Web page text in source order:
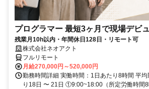
プログラマー 最短3ヶ月で現場デビ
残業月10h以内・年間休日128日・リモート可
株式会社ネオアクト
フルリモート
月給270,000円～520,000円
勤務時間詳細 実働時間：1日あたり8時間 平
り18日 〜 21日 ①9:00~18:00（所定労働時間8